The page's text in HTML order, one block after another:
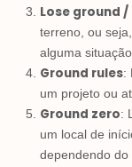
Lose ground
terreno, ou
alguma
Ground rules:
um projeto ou
Ground zero:
um local de
dependendo do